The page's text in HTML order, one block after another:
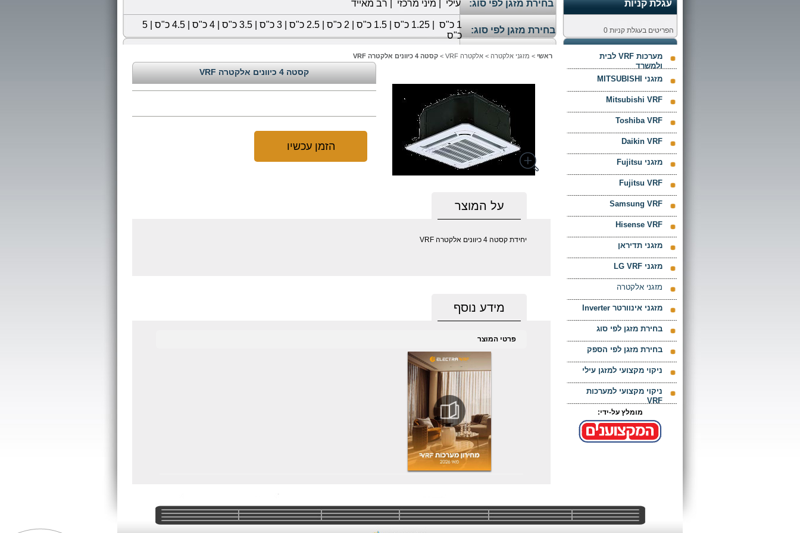
עגלת קניות בחירת מזגן לפי סוג: עילי מיני מרכזי רב מאייד
הפריטים בעגלת קניות 0 בחירת מזגן לפי סוג:
1 כ"ס 1.25 כ"ס 1.5 כ"ס 2 כ"ס 2.5 כ"ס 3 כ"ס 3.5 כ"ס 4 כ"ס 4.5 כ"ס
5
כ"ס
ראשי > מזגני אלקטרה > אלקטרה VRF > קסטה 4 כיוונים אלקטרה VRF
קסטה 4 כיוונים אלקטרה VRF
הזמן עכשיו
על המוצר
יחידת קסטה 4 כיוונים אלקטרה VRF
מידע נוסף
פרטי המוצר
מערכות VRF לבית
ולמשרד
מזגני MITSUBISHI
Mitsubishi VRF
Toshiba VRF
Daikin VRF
מזגני Fujitsu
Fujitsu VRF
Samsung VRF
Hisense VRF
מזגני תדיראן
מזגני LG VRF
מזגני אלקטרה
מזגני אינוורטר Inverter
בחירת מזגן לפי סוג
בחירת מזגן לפי הספק
ניקוי מקצועי למזגן עילי
ניקוי מקצועי למערכות
VRF
מומלץ על-ידי: